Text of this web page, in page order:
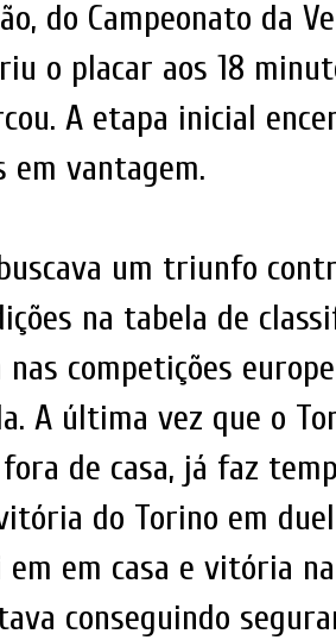
do Campeonato da
o placar aos 18
A etapa inicial
vantagem.
um triunfo
na tabela de
nas competições
A última vez que o
de casa, já faz
do Torino em
em casa e vitória
conseguindo